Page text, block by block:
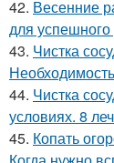
42. Весенние
для
43. Чистка
44. Чистка
условиях. 8
45. Копать